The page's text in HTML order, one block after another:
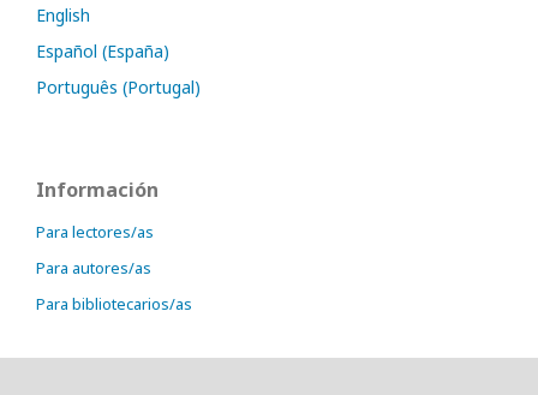
English
Español (España)
Português (Portugal)
Información
Para lectores/as
Para autores/as
Para bibliotecarios/as